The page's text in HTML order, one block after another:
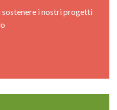
sostenere i nostri progetti